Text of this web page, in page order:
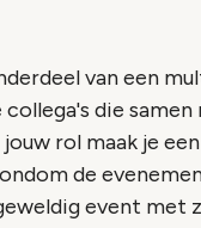
van een
die
jouw rol maak je
de
event met